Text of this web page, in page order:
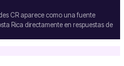
CR aparece como una fuente
Rica directamente en respuestas de